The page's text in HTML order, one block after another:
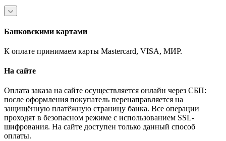
Банковскими картами
К оплате принимаем карты Mastercard, VISA, МИР.
На сайте
Оплата заказа на сайте осуществляется онлайн через СБП:
после оформления покупатель перенаправляется на
защищённую платёжную страницу банка. Все операции
проходят в безопасном режиме с использованием SSL-
шифрования. На сайте доступен только данный способ
оплаты.